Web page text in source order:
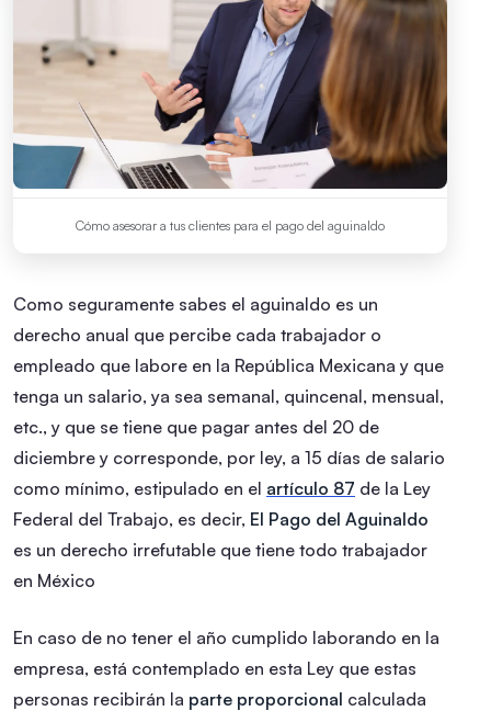
Cómo asesorar a tus clientes para el pago del aguinaldo
Como seguramente sabes el aguinaldo es un
derecho anual que percibe cada trabajador o
empleado que labore en la República Mexicana y que
tenga un salario, ya sea semanal, quincenal, mensual,
etc., y que se tiene que pagar antes del 20 de
diciembre y corresponde, por ley, a 15 días de salario
como mínimo, estipulado en el artículo 87 de la Ley
Federal del Trabajo, es decir, El Pago del Aguinaldo
es un derecho irrefutable que tiene todo trabajador
en México
En caso de no tener el año cumplido laborando en la
empresa, está contemplado en esta Ley que estas
personas recibirán la parte proporcional calculada